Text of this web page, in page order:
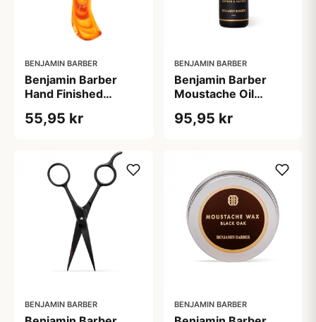
BENJAMIN BARBER
Benjamin Barber
Hand Finished
55,95 kr
BENJAMIN BARBER
Benjamin Barber
Moustache Oil
(10 ml)
95,95 kr
BENJAMIN BARBER BENJAMIN BARBER